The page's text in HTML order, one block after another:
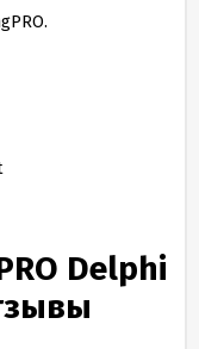
Delphi